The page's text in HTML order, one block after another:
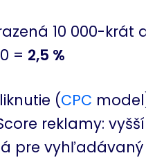
10 000-krát
= 2,5 %
(CPC
reklamy:
pre vyhľadávaný